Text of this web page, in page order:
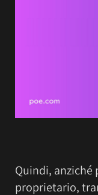
Quindi, anziché
proprietario,